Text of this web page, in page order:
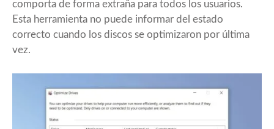
comporta de forma extraña para todos los usuarios.
Esta herramienta no puede informar del estado
correcto cuando los discos se optimizaron por última
vez.